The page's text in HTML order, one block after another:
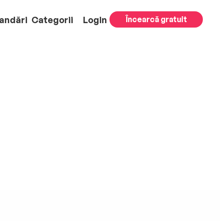
Categorii Login Încearcă gratuit